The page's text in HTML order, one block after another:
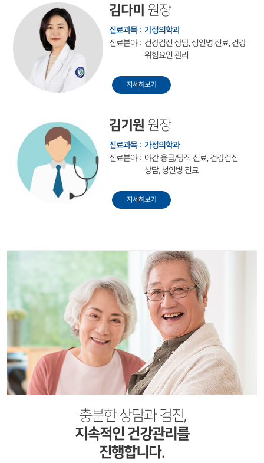
김다미 원장
진료과목 : 가정의학과
진료분야 : 건강검진 상담, 성인병 진료, 건강
위험요인 관리
자세히보기
김기원 원장
진료과목 : 가정의학과
진료분야 : 야간 응급/당직 진료, 건강검진
상담, 성인병 진료
자세히보기
충분한 상담과 검진,
지속적인 건강관리를
진행합니다.